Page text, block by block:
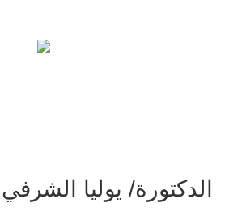
الدكتورة/ يوليا الشرفي